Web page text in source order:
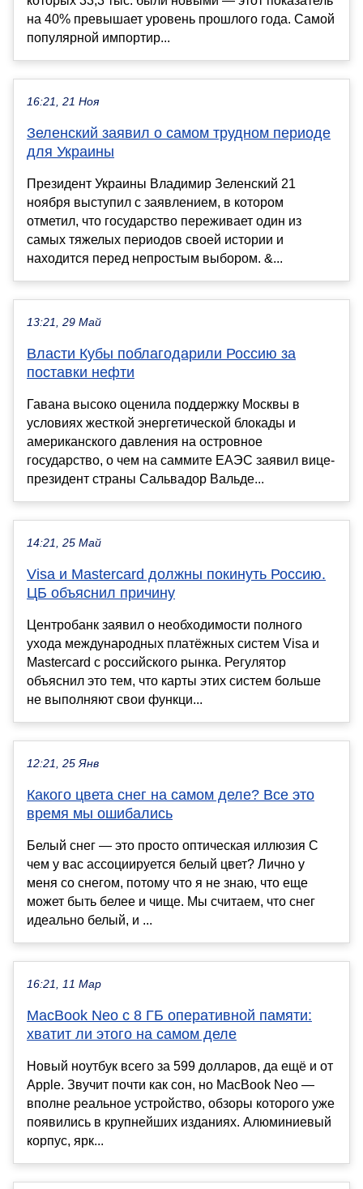
на 40% превышает уровень прошлого года. Самой
популярной импортир...
16:21, 21 Ноя
Зеленский заявил о самом трудном периоде
для Украины
Президент Украины Владимир Зеленский 21
ноября выступил с заявлением, в котором
отметил, что государство переживает один из
самых тяжелых периодов своей истории и
находится перед непростым выбором. &...
13:21, 29 Май
Власти Кубы поблагодарили Россию за
поставки нефти
Гавана высоко оценила поддержку Москвы в
условиях жесткой энергетической блокады и
американского давления на островное
государство, о чем на саммите ЕАЭС заявил вице-
президент страны Сальвадор Вальде...
14:21, 25 Май
Visa и Mastercard должны покинуть Россию.
ЦБ объяснил причину
Центробанк заявил о необходимости полного
ухода международных платёжных систем Visa и
Mastercard с российского рынка. Регулятор
объяснил это тем, что карты этих систем больше
не выполняют свои функци...
12:21, 25 Янв
Какого цвета снег на самом деле? Все это
время мы ошибались
Белый снег — это просто оптическая иллюзия С
чем у вас ассоциируется белый цвет? Лично у
меня со снегом, потому что я не знаю, что еще
может быть белее и чище. Мы считаем, что снег
идеально белый, и ...
16:21, 11 Мар
MacBook Neo с 8 ГБ оперативной памяти:
хватит ли этого на самом деле
Новый ноутбук всего за 599 долларов, да ещё и от
Apple. Звучит почти как сон, но MacBook Neo —
вполне реальное устройство, обзоры которого уже
появились в крупнейших изданиях. Алюминиевый
корпус, ярк...